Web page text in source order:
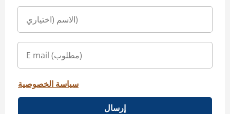
سياسة الخصوصية
إرسال